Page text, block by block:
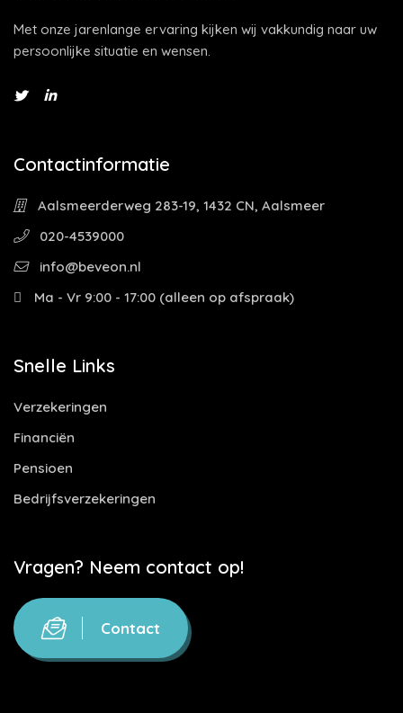
Met onze jarenlange ervaring kijken wij vakkundig naar uw
persoonlijke situatie en wensen.
Contactinformatie
Aalsmeerderweg 283-19, 1432 CN, Aalsmeer
020-4539000
info@beveon.nl
Ma - Vr 9:00 - 17:00 (alleen op afspraak)
Snelle Links
Verzekeringen
Financiën
Pensioen
Bedrijfsverzekeringen
Vragen? Neem contact op!
Contact